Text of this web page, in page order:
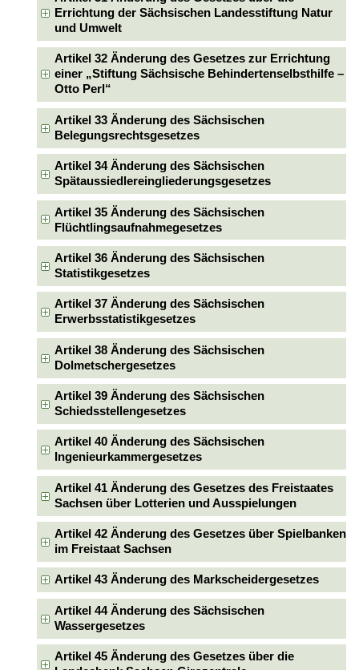
Errichtung der Sächsischen Landesstiftung Natur
und Umwelt
Artikel 32 Änderung des Gesetzes zur Errichtung
einer „Stiftung Sächsische Behindertenselbsthilfe –
Otto Perl“
Artikel 33 Änderung des Sächsischen
Belegungsrechtsgesetzes
Artikel 34 Änderung des Sächsischen
Spätaussiedlereingliederungsgesetzes
Artikel 35 Änderung des Sächsischen
Flüchtlingsaufnahmegesetzes
Artikel 36 Änderung des Sächsischen
Statistikgesetzes
Artikel 37 Änderung des Sächsischen
Erwerbsstatistikgesetzes
Artikel 38 Änderung des Sächsischen
Dolmetschergesetzes
Artikel 39 Änderung des Sächsischen
Schiedsstellengesetzes
Artikel 40 Änderung des Sächsischen
Ingenieurkammergesetzes
Artikel 41 Änderung des Gesetzes des Freistaates
Sachsen über Lotterien und Ausspielungen
Artikel 42 Änderung des Gesetzes über Spielbanken
im Freistaat Sachsen
Artikel 43 Änderung des Markscheidergesetzes
Artikel 44 Änderung des Sächsischen
Wassergesetzes
Artikel 45 Änderung des Gesetzes über die